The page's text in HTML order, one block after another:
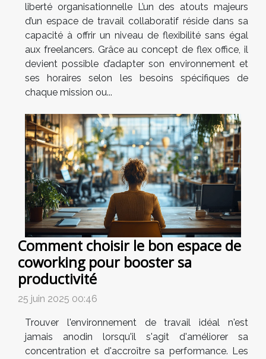
liberté organisationnelle L’un des atouts majeurs
d’un espace de travail collaboratif réside dans sa
capacité à offrir un niveau de flexibilité sans égal
aux freelancers. Grâce au concept de flex office, il
devient possible d’adapter son environnement et
ses horaires selon les besoins spécifiques de
chaque mission ou...
Comment choisir le bon espace de
coworking pour booster sa
productivité
25 juin 2025 00:46
Trouver l'environnement de travail idéal n'est
jamais anodin lorsqu'il s'agit d'améliorer sa
concentration et d'accroître sa performance. Les